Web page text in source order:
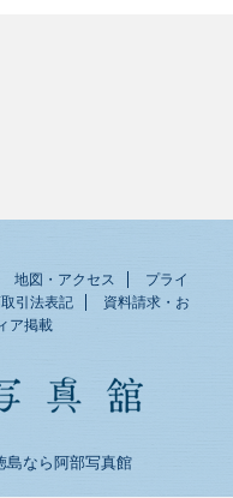
地図・アクセス
プライ
引法表記
資料請求・お
ア掲載
島なら阿部写真館